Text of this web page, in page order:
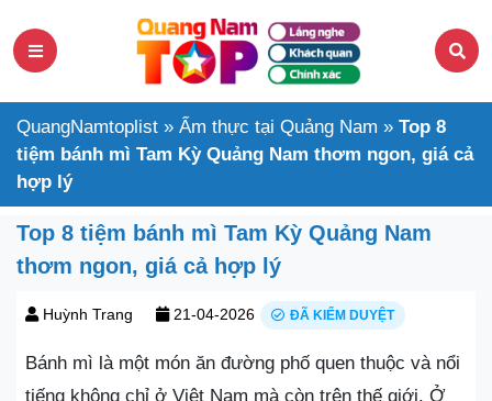
QuangNamtoplist » Ẩm thực tại Quảng Nam » Top 8
tiệm bánh mì Tam Kỳ Quảng Nam thơm ngon, giá cả
hợp lý
Top 8 tiệm bánh mì Tam Kỳ Quảng Nam
thơm ngon, giá cả hợp lý
Huỳnh Trang 21-04-2026 ĐÃ KIỂM DUYỆT
Bánh mì là một món ăn đường phố quen thuộc và nổi
tiếng không chỉ ở Việt Nam mà còn trên thế giới. Ở